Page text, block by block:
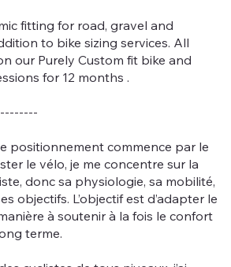
fitting for road, gravel and
to bike sizing services. All
our Purely Custom fit bike and
for 12 months .
positionnement commence par le
le vélo, je me concentre sur la
donc sa physiologie, sa mobilité,
objectifs. L’objectif est d’adapter le
à soutenir à la fois le confort
terme.